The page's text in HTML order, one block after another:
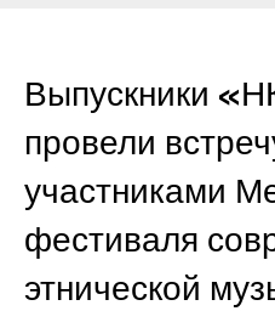
Выпускники
провели
участниками
фестиваля
этнической